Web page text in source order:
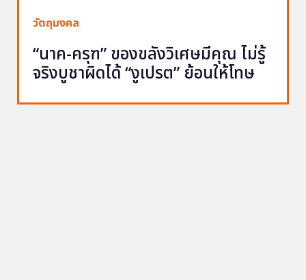
วัตถุมงคล
“นาค-ครุฑ” ของขลังวิเศษมีคุณ ไม่รู้
จริงบูชาผิดได้ “งูเปรต” ย้อนให้โทษ